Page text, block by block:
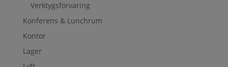
Verktygsförvaring
Konferens & Lunchrum
Kontor
Lager